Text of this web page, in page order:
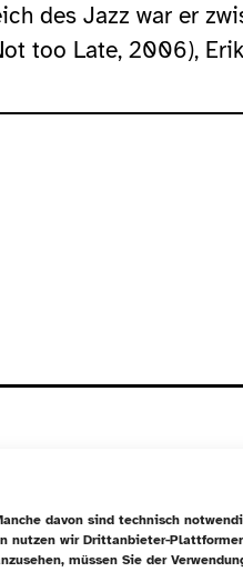
davon sind technisch
nutzen wir Drittanbieter-
müssen Sie der
des Jazz war er
too Late, 2006),